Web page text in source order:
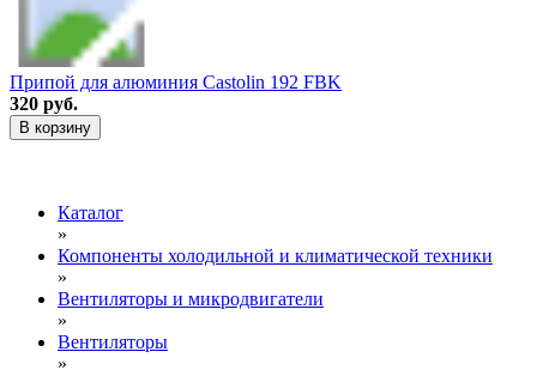
Припой для алюминия Castolin 192 FBK
320 руб.
В корзину
Каталог
»
Компоненты холодильной и климатической техники
»
Вентиляторы и микродвигатели
»
Вентиляторы
»